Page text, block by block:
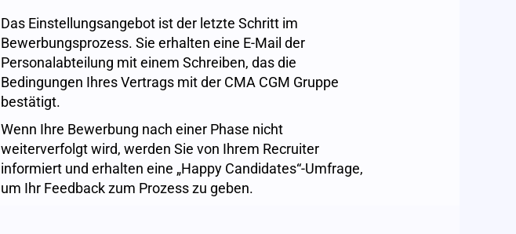
Das Einstellungsangebot ist der letzte Schritt im
Bewerbungsprozess. Sie erhalten eine E-Mail der
Personalabteilung mit einem Schreiben, das die
Bedingungen Ihres Vertrags mit der CMA CGM Gruppe
bestätigt.
Wenn Ihre Bewerbung nach einer Phase nicht
weiterverfolgt wird, werden Sie von Ihrem Recruiter
informiert und erhalten eine „Happy Candidates“-Umfrage,
um Ihr Feedback zum Prozess zu geben.